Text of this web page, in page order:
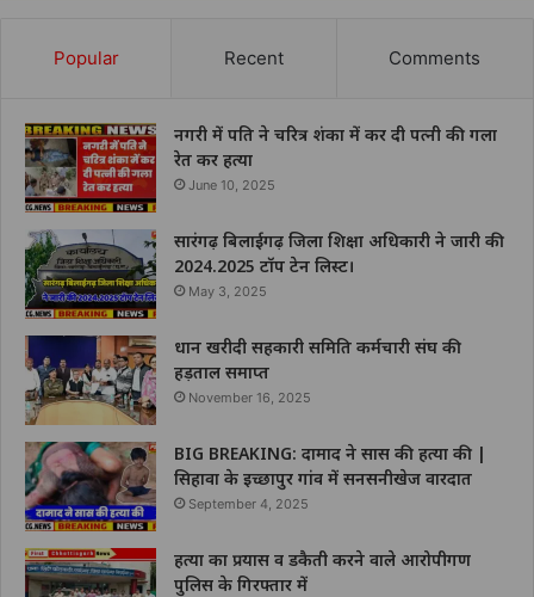
Popular Recent Comments
नगरी में पति ने चरित्र शंका में कर दी पत्नी की गला
रेत कर हत्या
June 10, 2025
सारंगढ़ बिलाईगढ़ जिला शिक्षा अधिकारी ने जारी की
2024.2025 टॉप टेन लिस्ट।
May 3, 2025
धान खरीदी सहकारी समिति कर्मचारी संघ की
हड़ताल समाप्त
November 16, 2025
BIG BREAKING: दामाद ने सास की हत्या की |
सिहावा के इच्छापुर गांव में सनसनीखेज वारदात
September 4, 2025
हत्या का प्रयास व डकैती करने वाले आरोपीगण
पुलिस के गिरफ्तार में